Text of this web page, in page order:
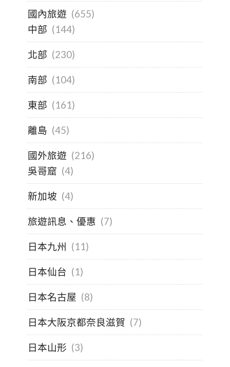
國內旅遊 (655)
中部 (144)
北部 (230)
南部 (104)
東部 (161)
離島 (45)
國外旅遊 (216)
吳哥窟 (4)
新加坡 (4)
旅遊訊息、優惠 (7)
日本九州 (11)
日本仙台 (1)
日本名古屋 (8)
日本大阪京都奈良滋賀 (7)
日本山形 (3)